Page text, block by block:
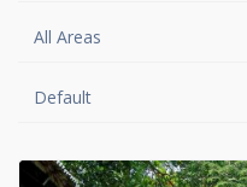
All Areas
Default